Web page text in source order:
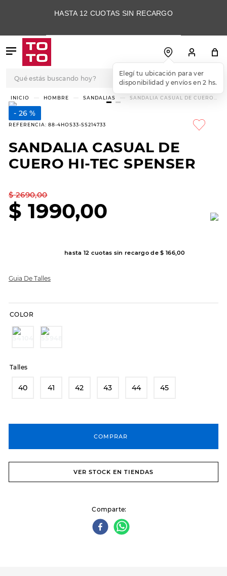
HASTA 12 CUOTAS SIN RECARGO
Elegí tu ubicación para ver
disponibilidad y envíos en 2 hs.
HOMBRE SANDALIAS
SANDALIA CASUAL DE CUERO
26 %
REFERENCIA: 88-4HOS33-SS214733
SANDALIA CASUAL DE
CUERO HI-TEC SPENSER
$ 2690,00
$ 1990,00
hasta 12 cuotas sin recargo de$ 166,00
Guia De Talles
COLOR
Talles
40 41 42 43 44 45
COMPRAR
VER STOCK EN TIENDAS
Comparte
TÉRMINOS MÁS
BUSCADOS
skechers slip-ins